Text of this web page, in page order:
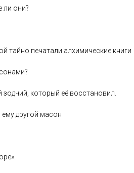
ли они?
тайно печатали алхимические книги
который её восстановил.
другой масон